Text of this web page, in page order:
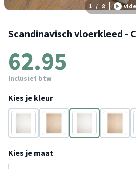
1 / 8
Scandinavisch vloerkleed -
62.95
Inclusief btw
Kies je kleur
Wit Beige Wit Beige
Kies je maat